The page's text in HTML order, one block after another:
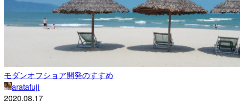
モダンオフショア開発のすすめ
aratafuji
2020.08.17